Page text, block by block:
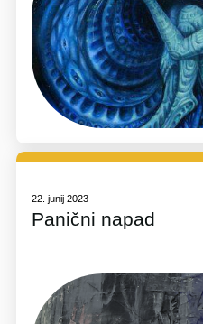
22. junij 2023
Panični napad